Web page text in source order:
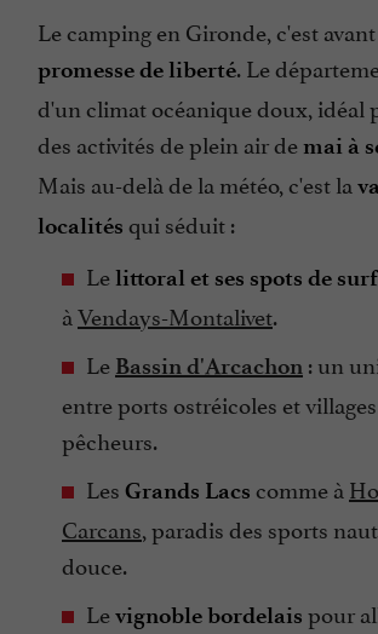
Le camping en Gironde, c'est
promesse de liberté. Le
d'un climat océanique doux, idéal
des activités de plein air de mai à
Mais au-delà de la météo, c'est la
localités qui séduit :
Lelittoral et ses spots de surf
àVendays-Montalivet.
Le Bassin d'Arcachon : un
entre ports ostréicoles et
pêcheurs.
Les Grands Lacs comme à
Carcans, paradis des sports
douce.
Levignoble bordelais pour